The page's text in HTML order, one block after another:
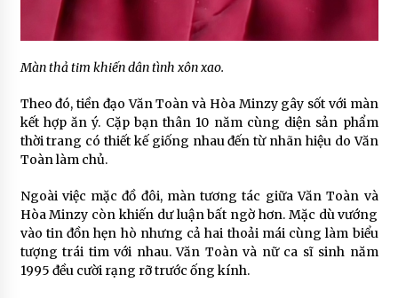
Màn thả tim khiến dân tình xôn xao.
Theo đó, tiền đạo Văn Toàn và Hòa Minzy gây sốt với màn
kết hợp ăn ý. Cặp bạn thân 10 năm cùng diện sản phẩm
thời trang có thiết kế giống nhau đến từ nhãn hiệu do Văn
Toàn làm chủ.
Ngoài việc mặc đồ đôi, màn tương tác giữa Văn Toàn và
Hòa Minzy còn khiến dư luận bất ngờ hơn. Mặc dù vướng
vào tin đồn hẹn hò nhưng cả hai thoải mái cùng làm biểu
tượng trái tim với nhau. Văn Toàn và nữ ca sĩ sinh năm
1995 đều cười rạng rỡ trước ống kính.